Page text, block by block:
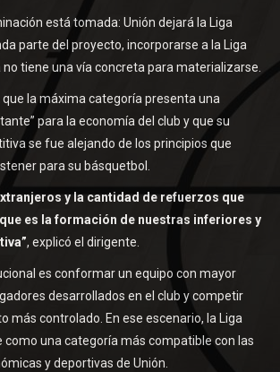
está tomada: Unión dejará la Liga
parte del proyecto, incorporarse a la Liga
tiene una vía concreta para materializarse.
la máxima categoría presenta una
para la economía del club y que su
se fue alejando de los principios que
para su básquetbol.
y la cantidad de refuerzos que
es la formación de nuestras inferiores y
, explicó el dirigente.
es conformar un equipo con mayor
desarrollados en el club y competir
más controlado. En ese escenario, la Liga
como una categoría más compatible con las
y deportivas de Unión.